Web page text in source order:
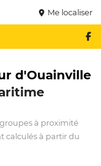
Me localiser
d'Ouainville
à proximité
calculés à partir du